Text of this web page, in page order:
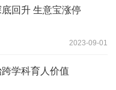
回升 生意宝涨停
2023-09-01
学科育人价值